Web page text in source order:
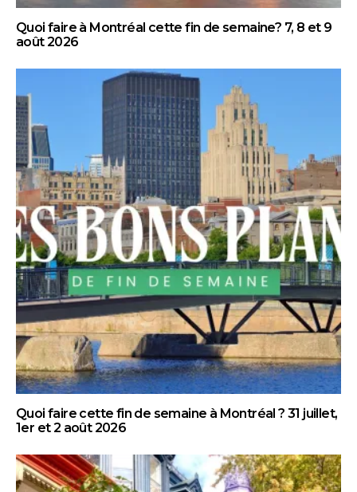
Quoi faire à Montréal cette fin de semaine? 7, 8 et 9
août 2026
Quoi faire cette fin de semaine à Montréal ? 31 juillet,
1er et 2 août 2026